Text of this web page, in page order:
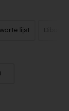
lijst Dibond